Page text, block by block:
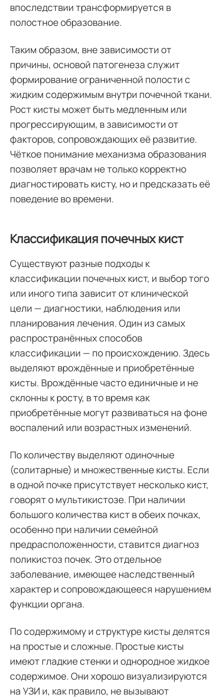
впоследствии трансформируется в
полостное образование.
Таким образом, вне зависимости от
причины, основой патогенеза служит
формирование ограниченной полости с
жидким содержимым внутри почечной ткани.
Рост кисты может быть медленным или
прогрессирующим, в зависимости от
факторов, сопровождающих её развитие.
Чёткое понимание механизма образования
позволяет врачам не только корректно
диагностировать кисту, но и предсказать её
поведение во времени.
Классификация почечных кист
Существуют разные подходы к
классификации почечных кист, и выбор того
или иного типа зависит от клинической
цели — диагностики, наблюдения или
планирования лечения. Один из самых
распространённых способов
классификации — по происхождению. Здесь
выделяют врождённые и приобретённые
кисты. Врождённые часто единичные и не
склонны к росту, в то время как
приобретённые могут развиваться на фоне
воспалений или возрастных изменений.
По количеству выделяют одиночные
(солитарные) и множественные кисты. Если
в одной почке присутствует несколько кист,
говорят о мультикистозе. При наличии
большого количества кист в обеих почках,
особенно при наличии семейной
предрасположенности, ставится диагноз
поликистоз почек. Это отдельное
заболевание, имеющее наследственный
характер и сопровождающееся нарушением
функции органа.
По содержимому и структуре кисты делятся
на простые и сложные. Простые кисты
имеют гладкие стенки и однородное жидкое
содержимое. Они хорошо визуализируются
на УЗИ и, как правило, не вызывают